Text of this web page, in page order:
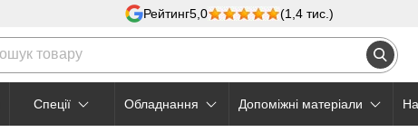
Рейтинг5,0 (1,4 тис.)
Cпеції Обладнання Допоміжні матеріали